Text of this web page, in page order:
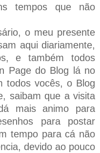
tempos que não
o meu presente
aqui diariamente,
e também todos
Page do Blog lá no
todos vocês, o Blog
saibam que a visita
mais animo para
para postar
tempo para cá não
devido ao pouco